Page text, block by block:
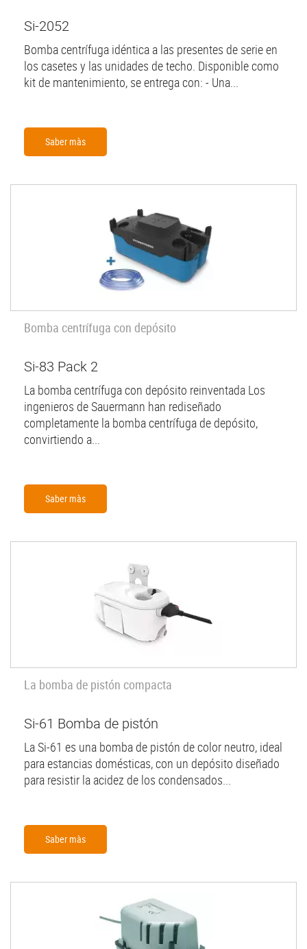
Si-2052
Bomba centrífuga idéntica a las presentes de serie en
los casetes y las unidades de techo. Disponible como
kit de mantenimiento, se entrega con: - Una...
Saber màs
Bomba centrífuga con depósito
Si-83 Pack 2
La bomba centrífuga con depósito reinventada Los
ingenieros de Sauermann han rediseñado
completamente la bomba centrífuga de depósito,
convirtiendo a...
Saber màs
La bomba de pistón compacta
Si-61 Bomba de pistón
La Si-61 es una bomba de pistón de color neutro, ideal
para estancias domésticas, con un depósito diseñado
para resistir la acidez de los condensados...
Saber màs